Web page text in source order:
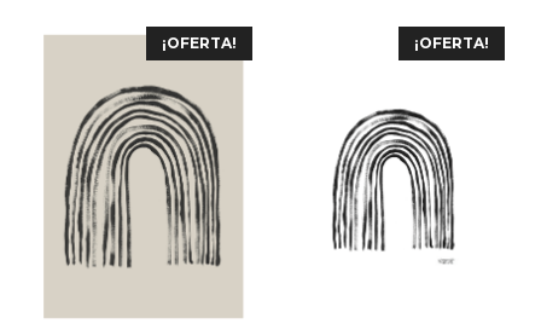
¡OFERTA! ¡OFERTA!